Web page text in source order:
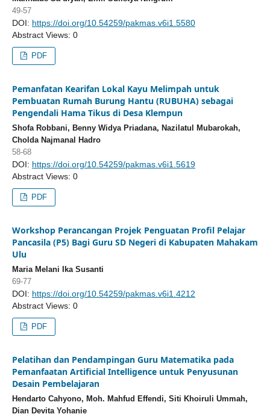
49-57
DOI: https://doi.org/10.54259/pakmas.v6i1.5580
Abstract Views: 0
PDF
Pemanfatan Kearifan Lokal Kayu Melimpah untuk
Pembuatan Rumah Burung Hantu (RUBUHA) sebagai
Pengendali Hama Tikus di Desa Klempun
Shofa Robbani, Benny Widya Priadana, Nazilatul Mubarokah,
Cholda Najmanal Hadro
58-68
DOI: https://doi.org/10.54259/pakmas.v6i1.5619
Abstract Views: 0
PDF
Workshop Perancangan Projek Penguatan Profil Pelajar
Pancasila (P5) Bagi Guru SD Negeri di Kabupaten Mahakam
Ulu
Maria Melani Ika Susanti
69-77
DOI: https://doi.org/10.54259/pakmas.v6i1.4212
Abstract Views: 0
PDF
Pelatihan dan Pendampingan Guru Matematika pada
Pemanfaatan Artificial Intelligence untuk Penyusunan
Desain Pembelajaran
Hendarto Cahyono, Moh. Mahfud Effendi, Siti Khoiruli Ummah,
Dian Devita Yohanie